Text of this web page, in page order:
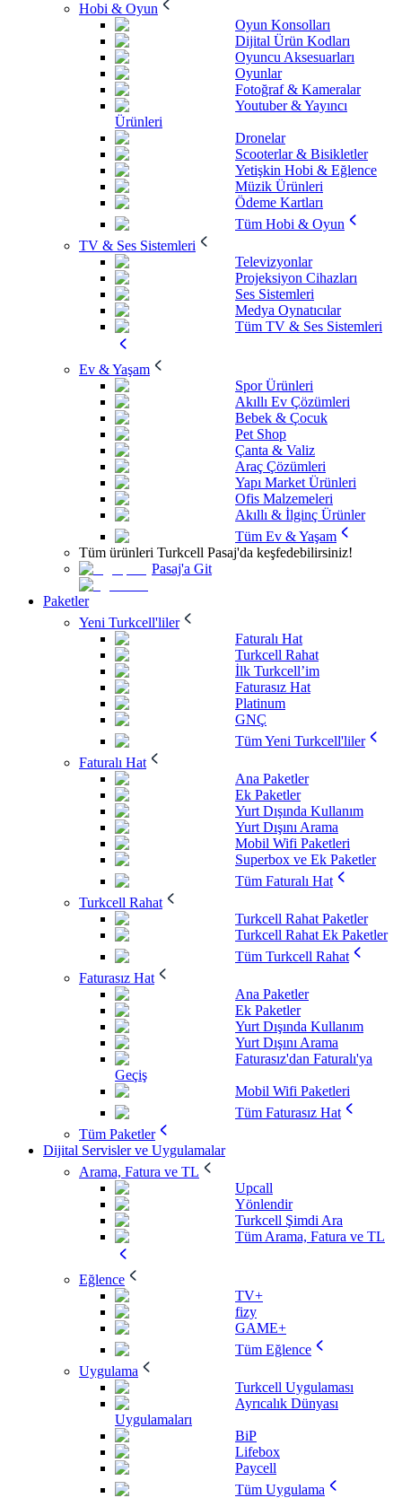
Hobi & Oyun
Oyun Konsolları
Dijital Ürün Kodları
Oyuncu Aksesuarları
Oyunlar
Fotoğraf & Kameralar
Youtuber & Yayıncı
Ürünleri
Dronelar
Scooterlar & Bisikletler
Yetişkin Hobi & Eğlence
Müzik Ürünleri
Ödeme Kartları
Tüm Hobi & Oyun
TV & Ses Sistemleri
Televizyonlar
Projeksiyon Cihazları
Ses Sistemleri
Medya Oynatıcılar
Tüm TV & Ses Sistemleri
Ev & Yaşam
Spor Ürünleri
Akıllı Ev Çözümleri
Bebek & Çocuk
Pet Shop
Çanta & Valiz
Araç Çözümleri
Yapı Market Ürünleri
Ofis Malzemeleri
Akıllı & İlginç Ürünler
Tüm Ev & Yaşam
Tüm ürünleri Turkcell Pasaj'da keşfedebilirsiniz!
Pasaj'a Git
Paketler
Yeni Turkcell'liler
Faturalı Hat
Turkcell Rahat
İlk Turkcell’im
Faturasız Hat
Platinum
GNÇ
Tüm Yeni Turkcell'liler
Faturalı Hat
Ana Paketler
Ek Paketler
Yurt Dışında Kullanım
Yurt Dışını Arama
Mobil Wifi Paketleri
Superbox ve Ek Paketler
Tüm Faturalı Hat
Turkcell Rahat
Turkcell Rahat Paketler
Turkcell Rahat Ek Paketler
Tüm Turkcell Rahat
Faturasız Hat
Ana Paketler
Ek Paketler
Yurt Dışında Kullanım
Yurt Dışını Arama
Faturasız'dan Faturalı'ya
Geçiş
Mobil Wifi Paketleri
Tüm Faturasız Hat
Tüm Paketler
Dijital Servisler ve Uygulamalar
Arama, Fatura ve TL
Upcall
Yönlendir
Turkcell Şimdi Ara
Tüm Arama, Fatura ve TL
Eğlence
TV+
fizy
GAME+
Tüm Eğlence
Uygulama
Turkcell Uygulaması
Ayrıcalık Dünyası
Uygulamaları
BiP
Lifebox
Paycell
Tüm Uygulama